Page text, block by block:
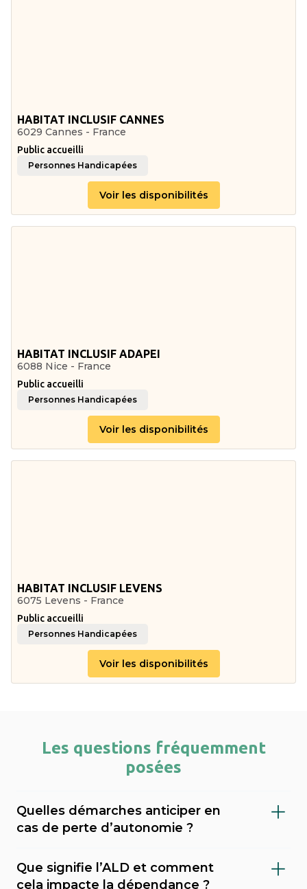
HABITAT INCLUSIF CANNES
6029 Cannes - France
Public accueilli
Personnes Handicapées
Voir les disponibilités
HABITAT INCLUSIF ADAPEI
6088 Nice - France
Public accueilli
Personnes Handicapées
Voir les disponibilités
HABITAT INCLUSIF LEVENS
6075 Levens - France
Public accueilli
Personnes Handicapées
Voir les disponibilités
Les questions fréquemment
posées
Quelles démarches anticiper en
cas de perte d’autonomie ?
dépendance (via le GIR), demander l’APA
Que signifie l’ALD et comment
cela impacte la dépendance ?